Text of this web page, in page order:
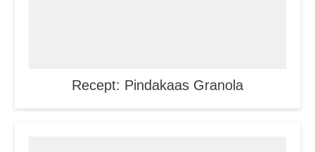
Recept: Pindakaas Granola